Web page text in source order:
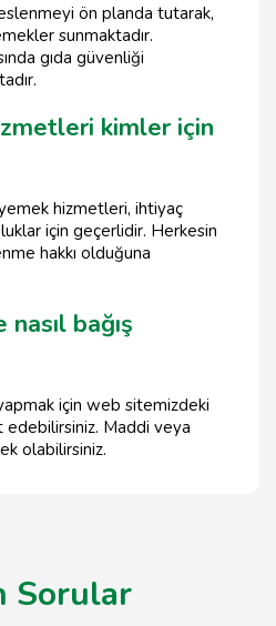
ön planda tutarak,
sunmaktadır.
gıda güvenliği
kimler için
hizmetleri, ihtiyaç
için geçerlidir. Herkesin
hakkı olduğuna
nasıl bağış
için web sitemizdeki
edebilirsiniz. Maddi veya
olabilirsiniz.
Sorular